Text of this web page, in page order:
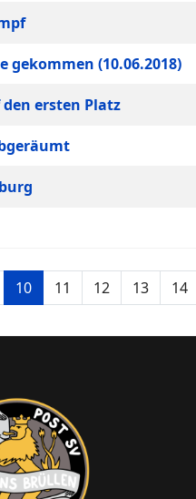
gekommen (10.06.2018)
ersten Platz
10 11 12 13 14